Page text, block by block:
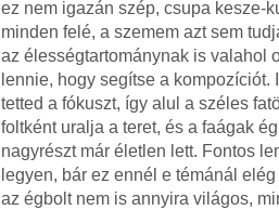
ez nem igazán szép, csupa kesze-
minden felé, a szemem azt sem
az élességtartománynak is valahol
lennie, hogy segítse a kompozíciót.
tetted a fókuszt, így alul a széles
foltként uralja a teret, és a faágak
nagyrészt már életlen lett. Fontos
legyen, bár ez ennél e témánál
az égbolt nem is annyira világos,